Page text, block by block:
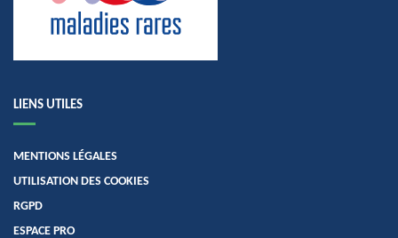
LIENS UTILES
MENTIONS LÉGALES
UTILISATION DES COOKIES
RGPD
ESPACE PRO